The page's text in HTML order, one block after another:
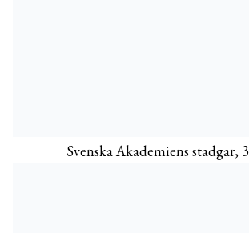
Svenska Akademiens stadgar,